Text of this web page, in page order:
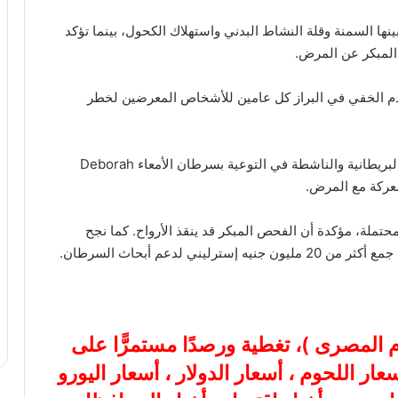
السمنة وقلة النشاط البدني واستهلاك الكحول، بينما تؤكد
عن المرض.
الخفي في البراز كل عامين للأشخاص المعرضين لخطر
وتأتي هذه الدراسة بعد أربع سنوات من وفاة الصحفية البريطانية والناشطة في التوعية بسرطان الأمعاء Deborah
مؤكدة أن الفحص المبكر قد ينقذ الأرواح. كما نجح
المصرى )، تغطية ورصدًا مستمرًّا على
أسعار اللحوم ، أسعار الدولار ، أسعار اليورو